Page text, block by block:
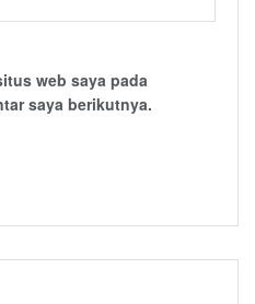
web saya pada
saya berikutnya.